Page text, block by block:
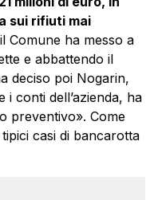
sui rifiuti mai
Comune ha messo a
e abbattendo il
deciso poi Nogarin,
conti dell’azienda, ha
preventivo». Come
casi di bancarotta